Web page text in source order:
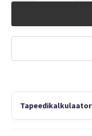
Tapeedikalkulaator